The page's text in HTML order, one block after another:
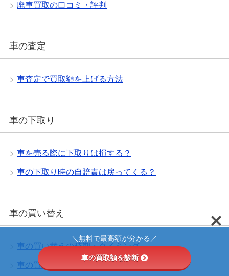
廃車買取の口コミ・評判
車の査定
車査定で買取額を上げる方法
車の下取り
車を売る際に下取りは損する？
車の下取り時の自賠責は戻ってくる？
車の買い替え
車の買い替えの時期・タイミング
車の買い替えで保険で損する場合あり
＼無料で最高額が分かる／
車の買取額を診断